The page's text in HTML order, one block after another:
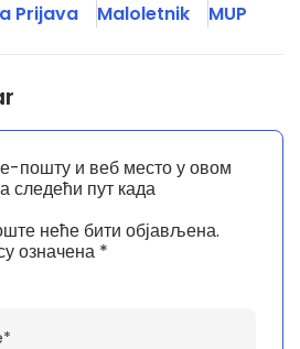
Prijava Maloletnik MUP
неће бити објављена.
означена *
пошту и веб место у овом
следећи пут када